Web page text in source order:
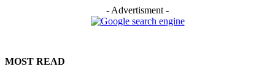
- Advertisment -
MOST READ